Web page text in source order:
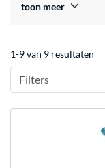
toon meer
1-9 van 9 resultaten
Filters